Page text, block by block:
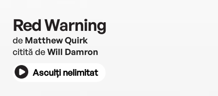
Red Warning
de Matthew Quirk
citită deWill Damron
Asculți nelimitat